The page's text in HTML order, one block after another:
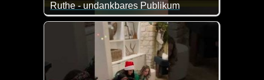
Ruthe - undankbares Publikum
Tja, da haben der Weihnachtsmann und Rudi